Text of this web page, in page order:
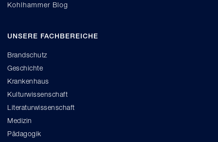
Kohlhammer Blog
UNSERE FACHBEREICHE
Brandschutz
Geschichte
Krankenhaus
Kulturwissenschaft
Literaturwissenschaft
Medizin
Pädagogik